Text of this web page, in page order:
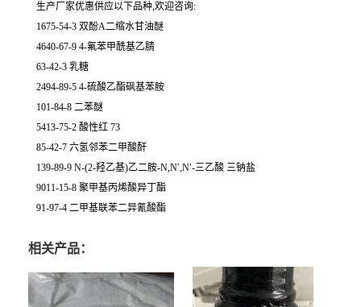
生产厂家优惠供应以下品种,欢迎咨询:
1675-54-3 双酚A二缩水甘油醚
4640-67-9 4-氟苯甲酰基乙腈
63-42-3 乳糖
2494-89-5 4-硫酸乙酯砜基苯胺
101-84-8 二苯醚
5413-75-2 酸性红 73
85-42-7 六氢邻苯二甲酸酐
139-89-9 N-(2-羟乙基)乙二胺-N,N′,N′-三乙酸 三钠盐
9011-15-8 聚甲基丙烯酸异丁酯
91-97-4 二甲基联苯二异氰酸酯
相关产品：